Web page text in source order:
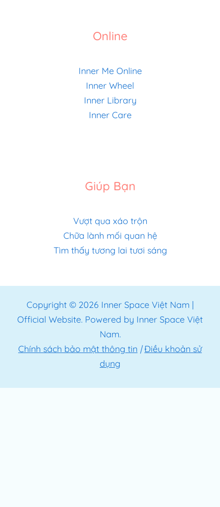
Online
Inner Me Online
Inner Wheel
Inner Library
Inner Care
Giúp Bạn
Vượt qua xáo trộn
Chữa lành mối quan hệ
Tìm thấy tương lai tươi sáng
Copyright © 2026 Inner Space Việt Nam |
Official Website. Powered by Inner Space Việt
Nam.
Chính sách bảo mật thông tin |Điều khoản sử
dụng